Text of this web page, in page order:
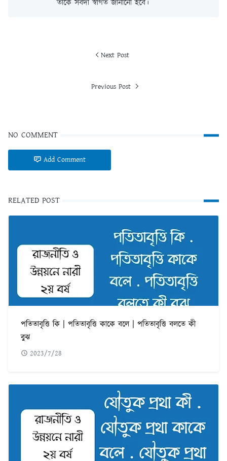
তাকে সর্বদা স্বাগত জানানো হবে।
Next Post
Previous Post
NO COMMENT
Add Comment
RELATED POST
পতিতাবৃত্তি কি | পতিতাবৃত্তি কাকে বলে | পতিতাবৃত্তি বলতে কী
বুঝ
2023/7/28